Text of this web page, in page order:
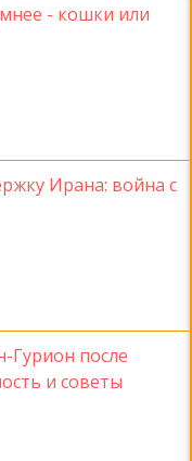
- кошки или
Ирана: война с
Гурион после
и советы